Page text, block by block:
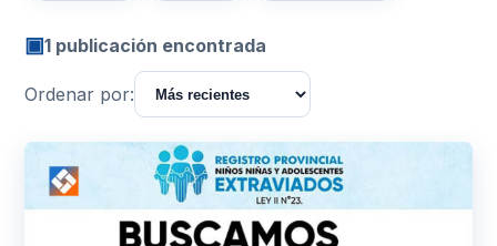
▣1 publicación encontrada
Ordenar por: